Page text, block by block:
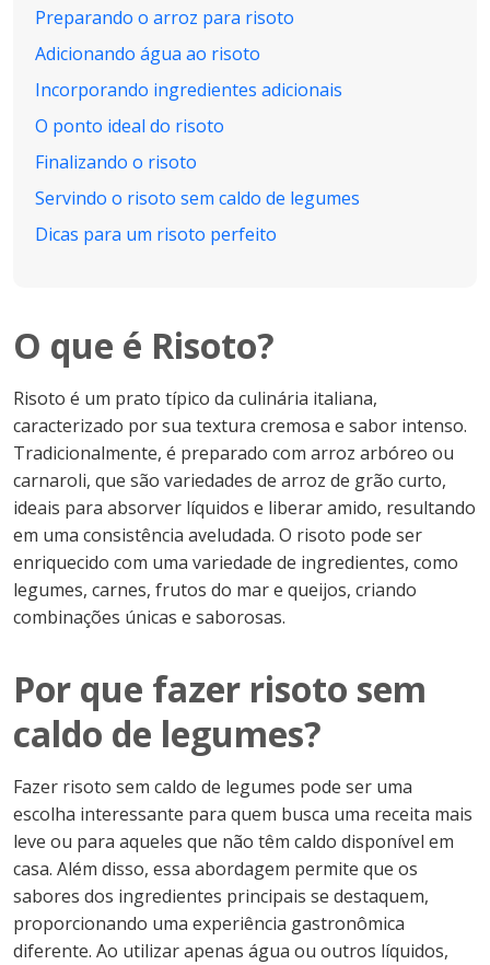
Preparando o arroz para risoto
Adicionando água ao risoto
Incorporando ingredientes adicionais
O ponto ideal do risoto
Finalizando o risoto
Servindo o risoto sem caldo de legumes
Dicas para um risoto perfeito
O que é Risoto?
Risoto é um prato típico da culinária italiana,
caracterizado por sua textura cremosa e sabor intenso.
Tradicionalmente, é preparado com arroz arbóreo ou
carnaroli, que são variedades de arroz de grão curto,
ideais para absorver líquidos e liberar amido, resultando
em uma consistência aveludada. O risoto pode ser
enriquecido com uma variedade de ingredientes, como
legumes, carnes, frutos do mar e queijos, criando
combinações únicas e saborosas.
Por que fazer risoto sem
caldo de legumes?
Fazer risoto sem caldo de legumes pode ser uma
escolha interessante para quem busca uma receita mais
leve ou para aqueles que não têm caldo disponível em
casa. Além disso, essa abordagem permite que os
sabores dos ingredientes principais se destaquem,
proporcionando uma experiência gastronômica
diferente. Ao utilizar apenas água ou outros líquidos,